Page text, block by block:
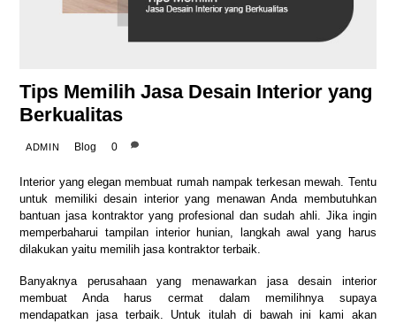
Tips Memilih Jasa Desain Interior yang
Berkualitas
ADMIN Blog 0
Interior yang elegan membuat rumah nampak terkesan mewah. Tentu
untuk memiliki desain interior yang menawan Anda membutuhkan
bantuan jasa kontraktor yang profesional dan sudah ahli. Jika ingin
memperbaharui tampilan interior hunian, langkah awal yang harus
dilakukan yaitu memilih jasa kontraktor terbaik.
Banyaknya perusahaan yang menawarkan jasa desain interior
membuat Anda harus cermat dalam memilihnya supaya
mendapatkan jasa terbaik. Untuk itulah di bawah ini kami akan